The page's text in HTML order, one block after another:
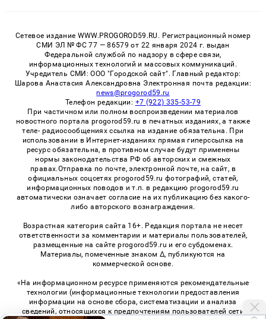
Сетевое издание WWW.PROGOROD59.RU. Регистрационный номер
СМИ ЭЛ № ФС 77 — 86579 от 22 января 2024 г. выдан
Федеральной службой по надзору в сфере связи,
информационных технологий и массовых коммуникаций.
Учредитель СМИ: ООО "Городской сайт". Главный редактор:
Шарова Анастасия Александровна Электронная почта редакции:
news@progorod59.ru
Телефон редакции: +7 (922) 335-53-79
При частичном или полном воспроизведении материалов
новостного портала progorod59.ru в печатных изданиях, а также
теле- радиосообщениях ссылка на издание обязательна. При
использовании в Интернет-изданиях прямая гиперссылка на
ресурс обязательна, в противном случае будут применены
нормы законодательства РФ об авторских и смежных
правах.Отправка по почте, электронной почте, на сайт, в
официальных соцсетях progorod59.ru фотографий, статей,
информационных поводов и т.п. в редакцию progorod59.ru
автоматически означает согласие на их публикацию без какого-
либо авторского вознаграждения.
Возрастная категория сайта 16+. Редакция портала не несет
ответственности за комментарии и материалы пользователей,
размещенные на сайте progorod59.ru и его субдоменах.
Материалы, помеченные знаком Δ, публикуются на
коммерческой основе.
«На информационном ресурсе применяются рекомендательные
технологии (информационные технологии предоставления
информации на основе сбора, систематизации и анализа
сведений, относящихся к предпочтениям пользователей сети